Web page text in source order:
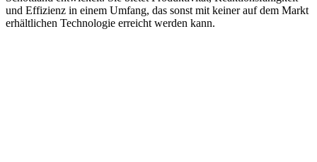
und Effizienz in einem Umfang, das sonst mit keiner auf dem Markt
erhältlichen Technologie erreicht werden kann.